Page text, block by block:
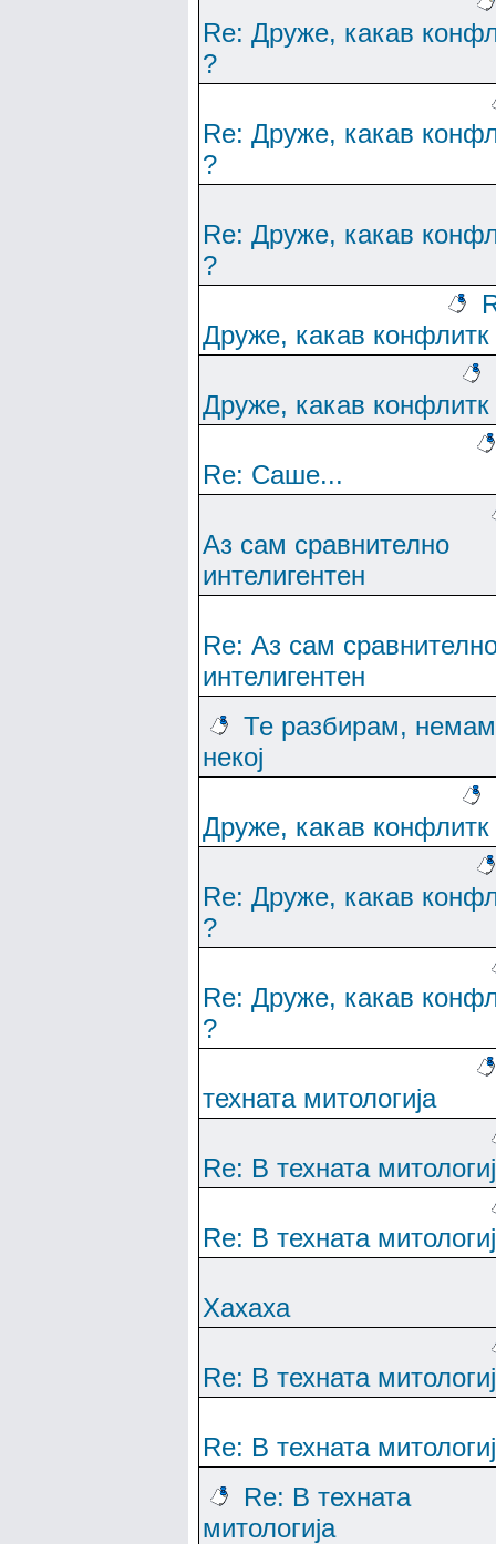
Re: Друже, какав
?
Re: Друже, какав
?
Re: Друже, какав
?
Друже, какав конфлитк
Друже, какав конфлитк
Re: Саше...
Аз сам сравнително
интелигентен
Re: Аз сам
интелигентен
Те разбирам, немам
некој
Друже, какав конфлитк
Re: Друже, какав
?
Re: Друже, какав
?
техната митологија
Re: В техната
Re: В техната
Хахаха
Re: В техната
Re: В техната
Re: В техната
митологија